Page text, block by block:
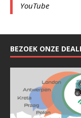
YouTube
BEZOEK ONZE